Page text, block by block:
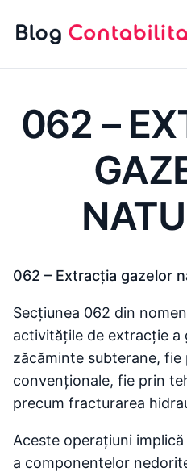
062 –
062 – Extracţia gazelor
Secțiunea 062 din
activitățile de extracție a
zăcăminte subterane, fie
convenționale, fie prin
precum fracturarea
Aceste operațiuni
a componentelor